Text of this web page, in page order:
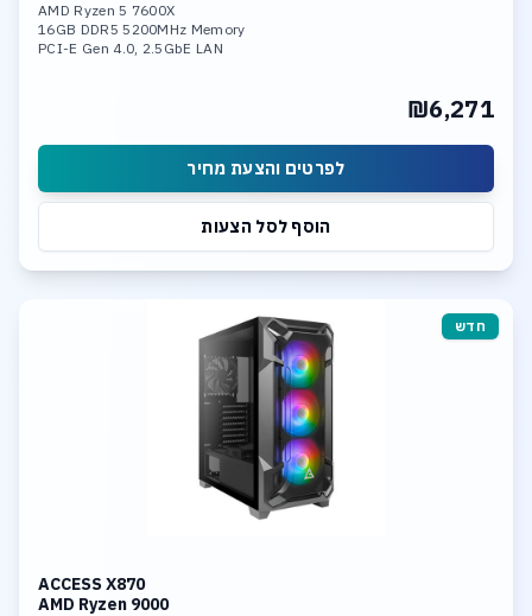
AMD Ryzen 5 7600X
16GB DDR5 5200MHz Memory
PCI-E Gen 4.0, 2.5GbE LAN
₪6,271
לפרטים והצעת מחיר
הוסף לסל הצעות
חדש
ACCESS X870
AMD Ryzen 9000